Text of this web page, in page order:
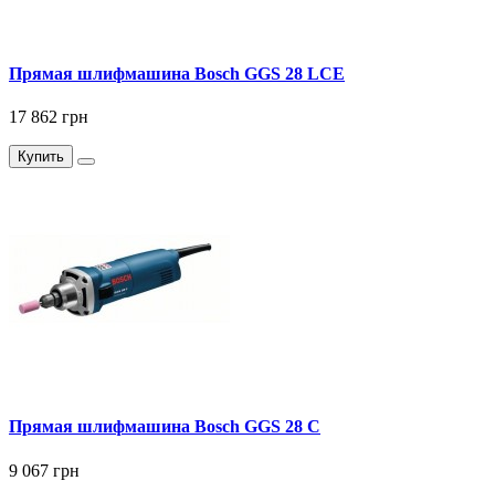
Прямая шлифмашина Bosch GGS 28 LCE
17 862 грн
Купить
Прямая шлифмашина Bosch GGS 28 C
9 067 грн